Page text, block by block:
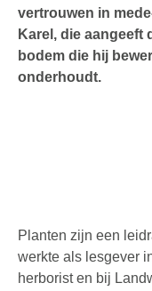
vertrouwen in
Karel, die aangeeft
bodem die hij
onderhoudt.
Planten zijn een
werkte als lesgever
herborist en bij